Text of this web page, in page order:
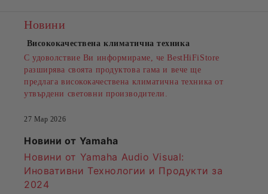
Новини
Висококачествена климатична техника
С удоволствие Ви информираме, че BestHiFiStore
разширява своята продуктова гама и вече ще
предлага висококачествена климатична техника от
утвърдени световни производители.
27 Мар 2026
Новини от Yamaha
Новини от Yamaha Audio Visual:
Иновативни Технологии и Продукти за
2024